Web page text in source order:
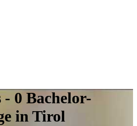
0 Bachelor-
in Tirol